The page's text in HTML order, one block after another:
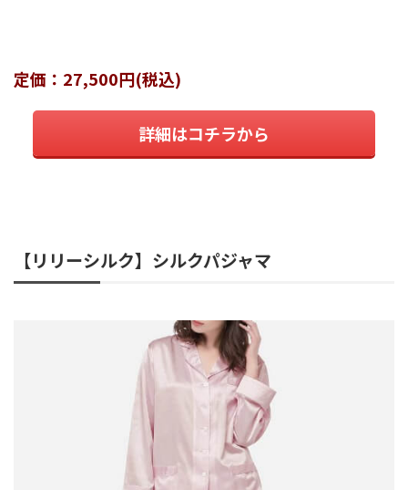
定価：27,500円(税込)
詳細はコチラから
【リリーシルク】シルクパジャマ